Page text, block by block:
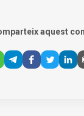
aquest